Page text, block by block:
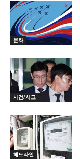
문화
사건/사고
헤드라인